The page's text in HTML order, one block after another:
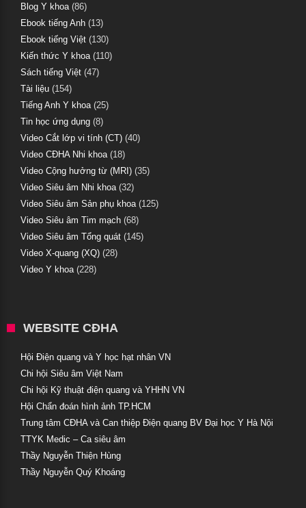
Blog Y khoa (86)
Ebook tiếng Anh (13)
Ebook tiếng Việt (130)
Kiến thức Y khoa (110)
Sách tiếng Việt (47)
Tài liệu (154)
Tiếng Anh Y khoa (25)
Tin học ứng dụng (8)
Video Cắt lớp vi tính (CT) (40)
Video CĐHA Nhi khoa (18)
Video Cộng hưởng từ (MRI) (35)
Video Siêu âm Nhi khoa (32)
Video Siêu âm Sản phụ khoa (125)
Video Siêu âm Tim mạch (68)
Video Siêu âm Tổng quát (145)
Video X-quang (XQ) (28)
Video Y khoa (228)
WEBSITE CĐHA
Hội Điện quang và Y học hạt nhân VN
Chi hội Siêu âm Việt Nam
Chi hội Kỹ thuật điện quang và YHHN VN
Hội Chẩn đoán hình ảnh TP.HCM
Trung tâm CĐHA và Can thiệp Điện quang BV Đại học Y Hà Nội
TTYK Medic – Ca siêu âm
Thầy Nguyễn Thiện Hùng
Thầy Nguyễn Quý Khoáng